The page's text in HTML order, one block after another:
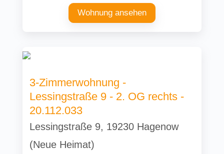
Wohnung ansehen
3-Zimmerwohnung -
Lessingstraße 9 - 2. OG rechts -
20.112.033
Lessingstraße 9, 19230 Hagenow
(Neue Heimat)